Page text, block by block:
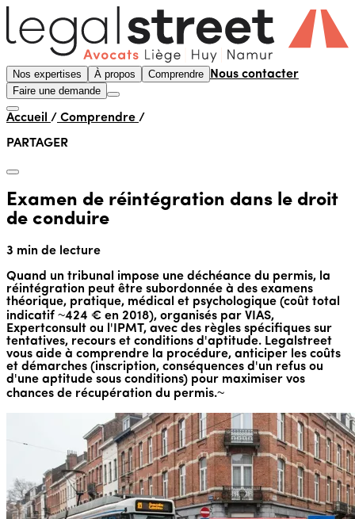
Nos expertises À propos Comprendre Nous contacter
Faire une demande
Accueil / Comprendre /
PARTAGER
Examen de réintégration dans le droit
de conduire
3 min de lecture
Quand un tribunal impose une déchéance du permis, la
réintégration peut être subordonnée à des examens
théorique, pratique, médical et psychologique (coût total
indicatif ~424 € en 2018), organisés par VIAS,
Expertconsult ou l'IPMT, avec des règles spécifiques sur
tentatives, recours et conditions d'aptitude. Legalstreet
vous aide à comprendre la procédure, anticiper les coûts
et démarches (inscription, conséquences d'un refus ou
d'une aptitude sous conditions) pour maximiser vos
chances de récupération du permis.~